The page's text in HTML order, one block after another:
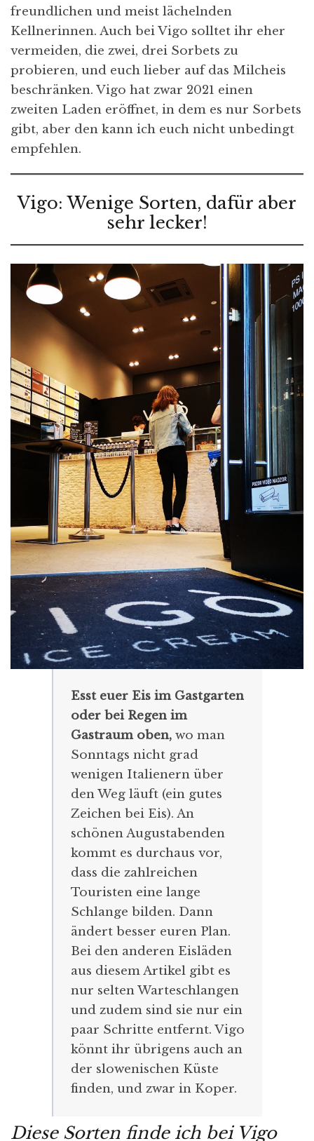
freundlichen und meist lächelnden
Kellnerinnen. Auch bei Vigo solltet ihr eher
vermeiden, die zwei, drei Sorbets zu
probieren, und euch lieber auf das Milcheis
beschränken. Vigo hat zwar 2021 einen
zweiten Laden eröffnet, in dem es nur Sorbets
gibt, aber den kann ich euch nicht unbedingt
empfehlen.
Vigo: Wenige Sorten, dafür aber
sehr lecker!
Esst euer Eis im Gastgarten
oder bei Regen im
Gastraum oben,wo man
Sonntags nicht grad
wenigen Italienern über
den Weg läuft (ein gutes
Zeichen bei Eis). An
schönen Augustabenden
kommt es durchaus vor,
dass die zahlreichen
Touristen eine lange
Schlange bilden. Dann
ändert besser euren Plan.
Bei den anderen Eisläden
aus diesem Artikel gibt es
nur selten Warteschlangen
und zudem sind sie nur ein
paar Schritte entfernt. Vigo
könnt ihr übrigens auch an
der slowenischen Küste
finden, und zwar in Koper.
Diese Sorten finde ich bei Vigo